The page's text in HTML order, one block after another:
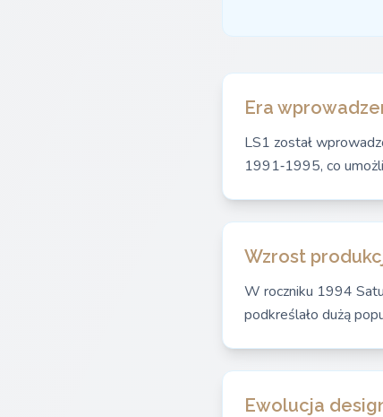
Era
LS1 został
1991‑1995, co
Wzrost
W roczniku 1994
podkreślało dużą
Ewolucja